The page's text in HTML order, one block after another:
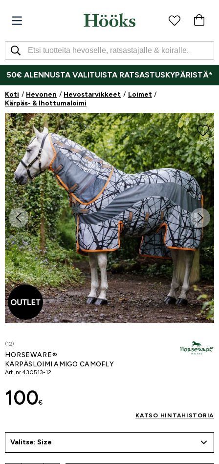
50€ ALENNUSTA VALITUISTA RATSASTUSKYPÄRISTÄ*
Koti Hevonen Hevostarvikkeet
Loimet
Kärpäs- & Ihottumaloimi
(12)
HORSEWARE®
KÄRPÄSLOIMI AMIGO CAMOFLY
Art. nr 430513-12
100€
KATSO HINTAHISTORIA
Valitse: Size